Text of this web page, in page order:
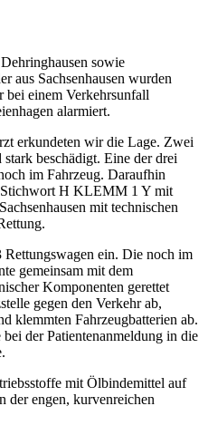
sowie
aus Sachsenhausen wurden
bei einem Verkehrsunfall
alarmiert.
erkundeten wir die Lage. Zwei
beschädigt. Eine der drei
im Fahrzeug. Daraufhin
Stichwort H KLEMM 1 Y mit
mit technischen
ein. Die noch im
gemeinsam mit dem
Komponenten gerettet
gegen den Verkehr ab,
klemmten Fahrzeugbatterien ab.
der Patientenanmeldung in die
mit Ölbindemittel auf
der engen, kurvenreichen